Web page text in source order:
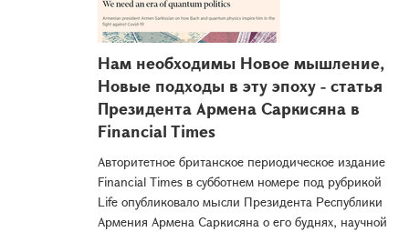
Нам необходимы Новое мышление,
Новые подходы в эту эпоху - статья
Президента Армена Саркисяна в
Financial Times
Авторитетное британское периодическое издание
Financial Times в субботнем номере под рубрикой
Life опубликовало мысли Президента Республики
Армения Армена Саркисяна о его буднях, научной